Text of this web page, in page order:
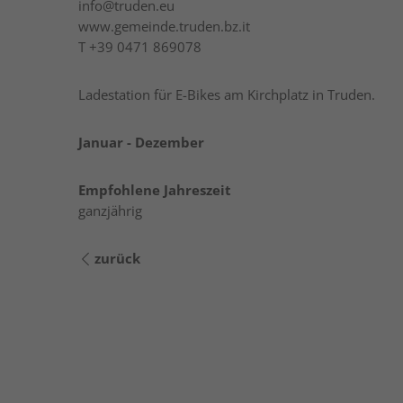
info@truden.eu
www.gemeinde.truden.bz.it
T +39 0471 869078
Ladestation für E-Bikes am Kirchplatz in Truden.
Januar - Dezember
Empfohlene Jahreszeit
ganzjährig
zurück